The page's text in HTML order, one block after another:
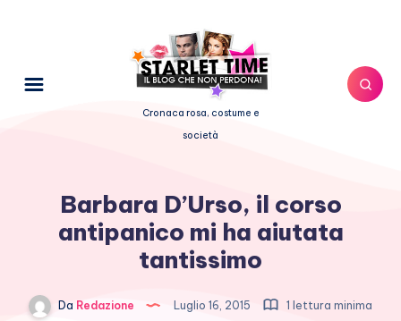
Cronaca rosa, costume e
società
Barbara D’Urso, il corso
antipanico mi ha aiutata
tantissimo
Da Redazione Luglio 16, 2015 1 lettura minima